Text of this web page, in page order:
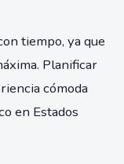
tiempo, ya que
Planificar
cómoda
en Estados